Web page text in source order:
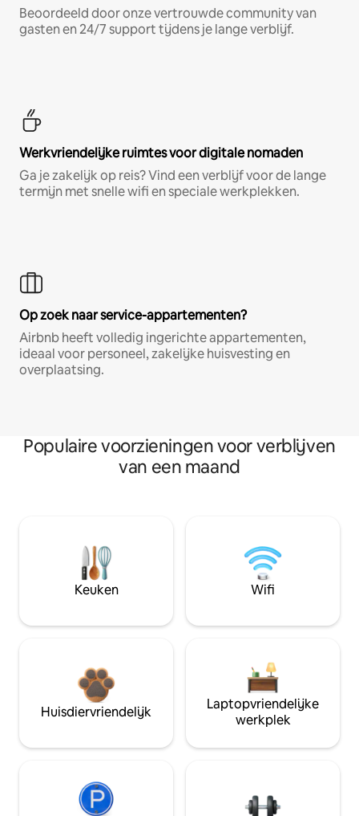
Beoordeeld door onze vertrouwde community van
gasten en 24/7 support tijdens je lange verblijf.
Werkvriendelijke ruimtes voor digitale nomaden
Ga je zakelijk op reis? Vind een verblijf voor de lange
termijn met snelle wifi en speciale werkplekken.
Op zoek naar service-appartementen?
Airbnb heeft volledig ingerichte appartementen,
ideaal voor personeel, zakelijke huisvesting en
overplaatsing.
Populaire voorzieningen voor verblijven
van een maand
Keuken Wifi
Huisdiervriendelijk
Laptopvriendelijke
werkplek